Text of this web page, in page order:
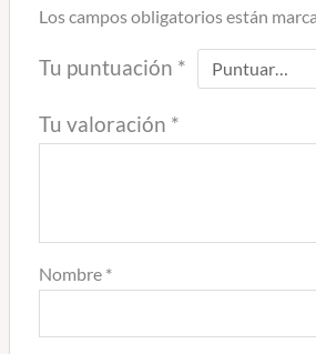
Los campos obligatorios están
Tu puntuación *
Tu valoración *
Nombre *